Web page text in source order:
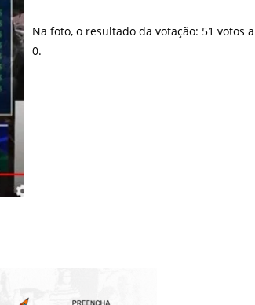
Na foto, o resultado da votação: 51 votos a
0.